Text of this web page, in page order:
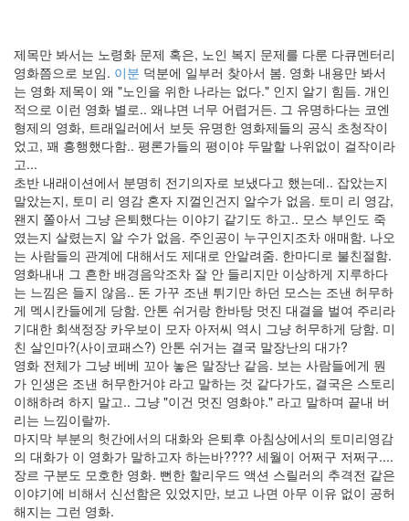
제목만 봐서는 노령화 문제 혹은, 노인 복지 문제를 다룬 다큐멘터리
영화쯤으로 보임. 이분 덕분에 일부러 찾아서 봄. 영화 내용만 봐서
는 영화 제목이 왜 "노인을 위한 나라는 없다." 인지 알기 힘듬. 개인
적으로 이런 영화 별로.. 왜냐면 너무 어렵거든. 그 유명하다는 코엔
형제의 영화, 트래일러에서 보듯 유명한 영화제들의 공식 초청작이
었고, 꽤 흥행했다함.. 평론가들의 평이야 두말할 나위없이 걸작이라
고...
초반 내래이션에서 분명히 전기의자로 보냈다고 했는데.. 잡았는지
말았는지, 토미 리 영감 혼자 지껄인건지 알수가 없음. 토미 리 영감,
왠지 쫄아서 그냥 은퇴했다는 이야기 같기도 하고.. 모스 부인도 죽
였는지 살렸는지 알 수가 없음. 주인공이 누구인지조차 애매함. 나오
는 사람들의 관계에 대해서도 제대로 안알려줌. 한마디로 불친절함.
영화내내 그 흔한 배경음악조차 잘 안 들리지만 이상하게 지루하다
는 느낌은 들지 않음.. 돈 가꾸 조낸 튀기만 하던 모스는 조낸 허무하
게 멕시칸들에게 당함. 안톤 쉬거랑 한바탕 멋진 대결을 벌여 주리라
기대한 회색정장 카우보이 모자 아저씨 역시 그냥 허무하게 당함. 미
친 살인마?(사이코패스?) 안톤 쉬거는 결국 말장난의 대가?
영화 전체가 그냥 베베 꼬아 놓은 말장난 같음. 보는 사람들에게 뭔
가 인생은 조낸 허무한거야 라고 말하는 것 같다가도, 결국은 스토리
이해하려 하지 말고.. 그냥 "이건 멋진 영화야." 라고 말하며 끝내 버
리는 느낌이랄까.
마지막 부분의 헛간에서의 대화와 은퇴후 아침상에서의 토미리영감
의 대화가 이 영화가 말하고자 하는바???? 세월이 어쩌구 저쩌구....
장르 구분도 모호한 영화. 뻔한 할리우드 액션 스릴러의 추격전 같은
이야기에 비해서 신선함은 있었지만, 보고 나면 아무 이유 없이 공허
해지는 그런 영화.